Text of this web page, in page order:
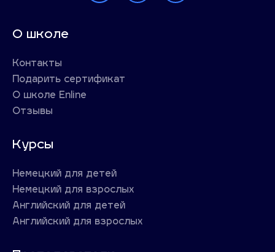
О школе
Контакты
Подарить сертификат
О школе Enline
Отзывы
Курсы
Немецкий для детей
Немецкий для взрослых
Английский для детей
Английский для взрослых